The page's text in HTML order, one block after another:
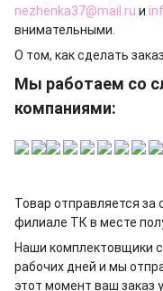
nezhenka37@mail.ru и
внимательными.
О том, как сделать
Мы работаем со
компаниями:
Товар отправляется за
филиале ТК в месте
Наши комплектовщики
рабочих дней и мы
этот момент ваш заказ